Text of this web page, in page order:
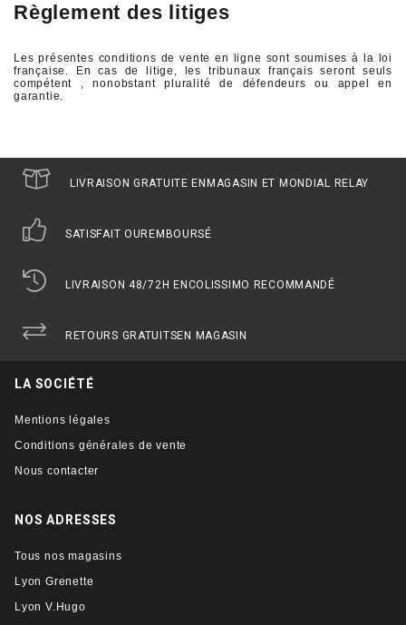
Règlement des litiges
Les présentes conditions de vente en ligne sont soumises à la loi
française. En cas de litige, les tribunaux français seront seuls
compétent , nonobstant pluralité de défendeurs ou appel en
garantie.
LIVRAISON GRATUITE ENMAGASIN ET MONDIAL RELAY
SATISFAIT OUREMBOURSÉ
LIVRAISON 48/72H ENCOLISSIMO RECOMMANDÉ
RETOURS GRATUITSEN MAGASIN
LA SOCIÉTÉ
Mentions légales
Conditions générales de vente
Nous contacter
NOS ADRESSES
Tous nos magasins
Lyon Grenette
Lyon V.Hugo